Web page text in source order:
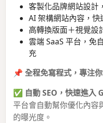
客製化品牌網站設計
AI 架構網站內容，快
高轉換版面＋視覺設
雲端 SaaS 平台，免
充
📌 全程免寫程式，專注
✅ 自動 SEO，快速進入
平台會自動幫你優化內
的曝光度。